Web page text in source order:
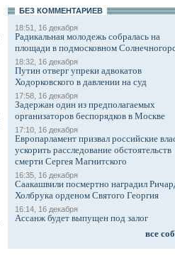
БЕЗ КОМMЕНТАРИЕВ
18:51, 16 декабря
Радикальная молодежь собралась на
площади в подмосковном
18:32, 16 декабря
Путин отверг упреки адвокатов
Ходорковского в давлении на суд
17:58, 16 декабря
Задержан один из предполагаемых
организаторов беспорядков в Москве
17:10, 16 декабря
Европарламент призвал российские
ускорить расследование обстоятельств
смерти Сергея Магнитского
16:35, 16 декабря
Саакашвили посмертно наградил
Холбрука орденом Святого Георгия
16:14, 16 декабря
Ассанж будет выпущен под залог
все